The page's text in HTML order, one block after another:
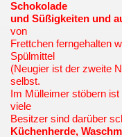
Schokolade
und Süßigkeiten und
von
Frettchen ferngehalten
Spülmittel
(Neugier ist der zweite
selbst.
Im Mülleimer stöbern
viele
Besitzer sind darüber
Küchenherde,